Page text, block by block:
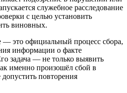
служебное расследование
с целью установить
виновных.
— это официальный процесс сбора,
информации о факте
задача — не только выявить
именно произошёл сбой в
повторения